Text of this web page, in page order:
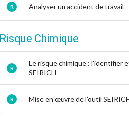
R Analyser un accident de travail
Risque Chimique
R
Le risque chimique : l’identifier
SEIRICH
R Mise en œuvre de l’outil